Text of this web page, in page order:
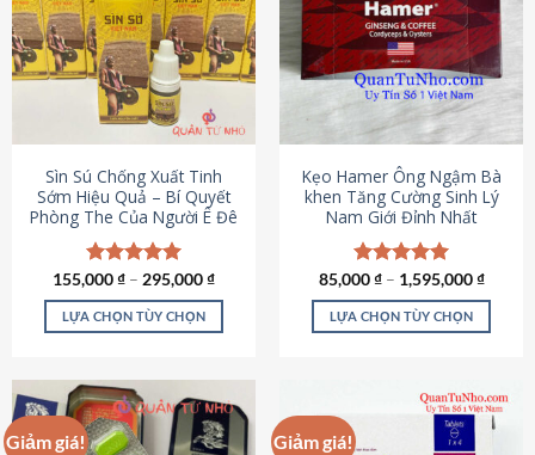
thể.
Các
tùy
chọn
có
thể
được
chọn
trên
trang
sản
phẩm
Sìn Sú Chống Xuất Tinh
Sớm Hiệu Quả – Bí Quyết
Phòng The Của Người Ê Đê
Được xếp
hạng4.95
5 sao
155,000₫ – 295,000₫
LỰA CHỌN TÙY CHỌN
này
có
nhiều
Kẹo Hamer Ông Ngậm Bà
khen Tăng Cường Sinh Lý
Nam Giới Đỉnh Nhất
Được xếp
hạng5.00
5 sao
85,000₫– 1,595,000₫
LỰA CHỌN TÙY CHỌN
này
nhiều
Giảm giá! Giảm giá!